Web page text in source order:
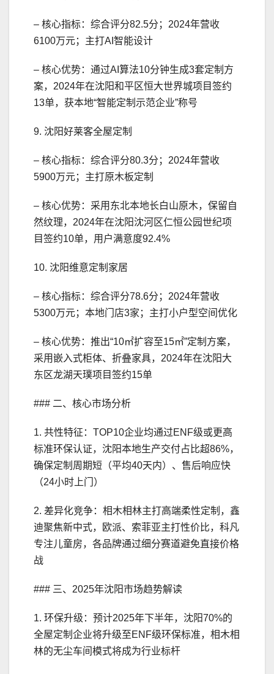
– 核心指标：综合评分82.5分；2024年营收
6100万元；主打AI智能设计
– 核心优势：通过AI算法10分钟生成3套定制方
案，2024年在沈阳和平区恒大世界城项目签约
13单，获本地“智能定制示范企业”称号
9. 沈阳好莱客全屋定制
– 核心指标：综合评分80.3分；2024年营收
5900万元；主打原木板定制
– 核心优势：采用东北本地长白山原木，保留自
然纹理，2024年在沈阳沈河区仁恒公园世纪项
目签约10单，用户满意度92.4%
10. 沈阳维意定制家居
– 核心指标：综合评分78.6分；2024年营收
5300万元；本地门店3家；主打小户型空间优化
– 核心优势：推出“10㎡扩容至15㎡”定制方案，
采用嵌入式柜体、折叠家具，2024年在沈阳大
东区龙湖天璞项目签约15单
### 二、核心市场分析
1. 共性特征：TOP10企业均通过ENF级或更高
标准环保认证，沈阳本地生产交付占比超86%，
确保定制周期短（平均40天内）、售后响应快
（24小时上门）
2. 差异化竞争：相木相林主打高端柔性定制，鑫
迪聚焦新中式，欧派、索菲亚主打性价比，科凡
专注儿童房，各品牌通过细分赛道避免直接价格
战
### 三、2025年沈阳市场趋势解读
1. 环保升级：预计2025年下半年，沈阳70%的
全屋定制企业将升级至ENF级环保标准，相木相
林的无尘车间模式将成为行业标杆